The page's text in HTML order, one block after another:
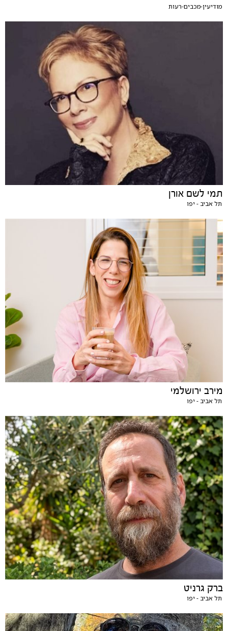
מודיעין-מכבים-רעות
תמי לשם אורן
תל אביב - יפו
מירב ירושלמי
תל אביב - יפו
ברק גרניט
תל אביב - יפו